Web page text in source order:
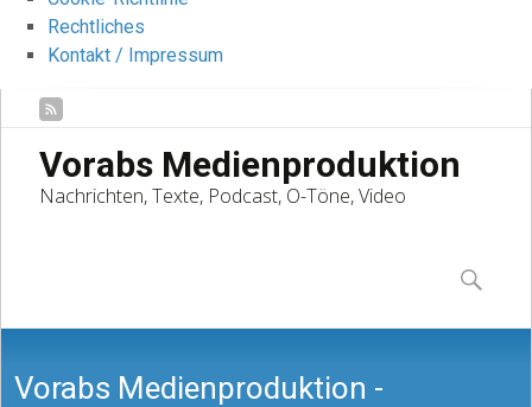
Rechtliches
Kontakt / Impressum
Vorabs Medienproduktion
Nachrichten, Texte, Podcast, O-Töne, Video
content
Suchen
nach:
Vorabs Medienproduktion -